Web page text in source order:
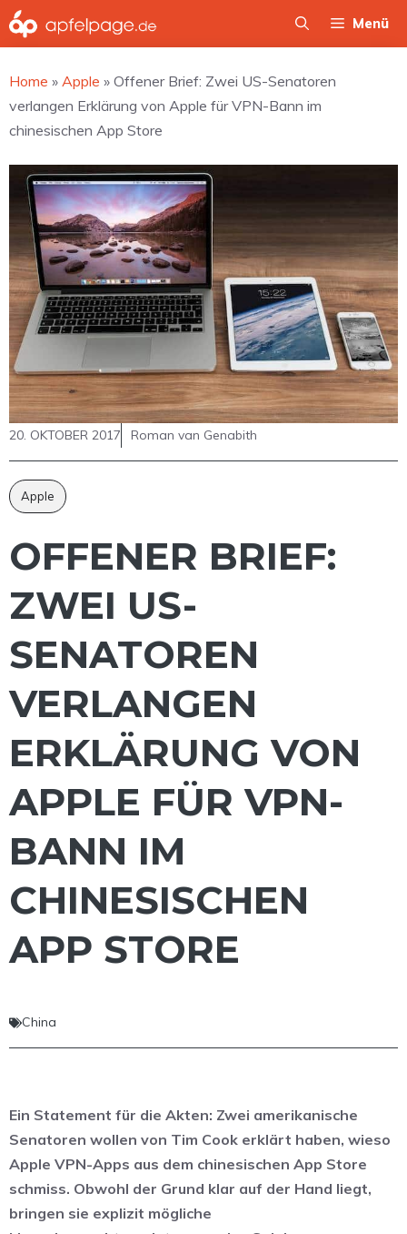
Zum
Inhalt
Menü
Home » Apple » Offener Brief: Zwei US-Senatoren
verlangen Erklärung von Apple für VPN-Bann im
chinesischen App Store
20. OKTOBER 2017 Roman van Genabith
Apple
OFFENER BRIEF:
ZWEI US-
SENATOREN
VERLANGEN
ERKLÄRUNG VON
APPLE FÜR VPN-
BANN IM
CHINESISCHEN
APP STORE
China
Ein Statement für die Akten: Zwei amerikanische
Senatoren wollen von Tim Cook erklärt haben, wieso
Apple VPN-Apps aus dem chinesischen App Store
schmiss. Obwohl der Grund klar auf der Hand liegt,
bringen sie explizit mögliche